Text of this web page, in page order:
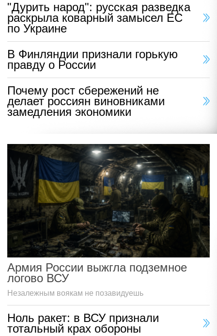
"Дурить народ": русская разведка
раскрыла коварный замысел ЕС
по Украине
В Финляндии признали горькую
правду о России
Почему рост сбережений не
делает россиян виновниками
замедления экономики
Армия России выжгла подземное
логово ВСУ
Незалежным воякам не позавидуешь
Ноль ракет: в ВСУ признали
тотальный крах обороны